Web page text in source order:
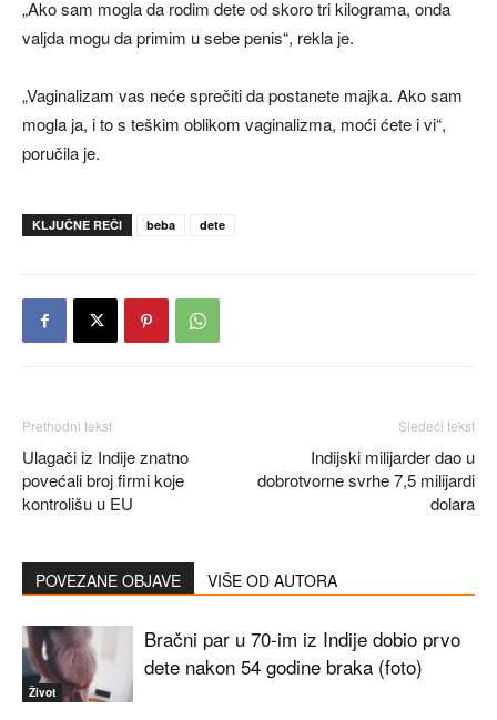
„Ako sam mogla da rodim dete od skoro tri kilograma, onda
valjda mogu da primim u sebe penis“, rekla je.
„Vaginalizam vas neće sprečiti da postanete majka. Ako sam
mogla ja, i to s teškim oblikom vaginalizma, moći ćete i vi“,
poručila je.
KLJUČNE REČI beba dete
Prethodni tekst
Ulagači iz Indije znatno
povećali broj firmi koje
kontrolišu u EU
Sledeći tekst
Indijski milijarder dao u
dobrotvorne svrhe 7,5 milijardi
dolara
POVEZANE OBJAVE VIŠE OD AUTORA
Život
Bračni par u 70-im iz Indije dobio prvo
dete nakon 54 godine braka (foto)